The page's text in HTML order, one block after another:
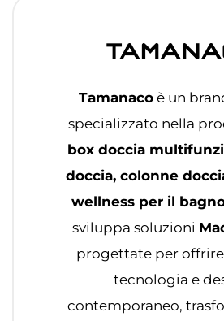
Tamanacoè un
specializzato nella
box doccia
doccia, colonne
wellness per il
sviluppa soluzioni
progettate per
tecnologia e
contemporaneo,